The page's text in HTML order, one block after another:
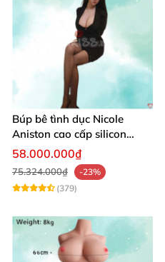
Búp bê tình dục Nicole
Aniston cao cấp silicon
mềm mại giá tốt
58.000.000₫
75.324.000₫
-23%
(379)